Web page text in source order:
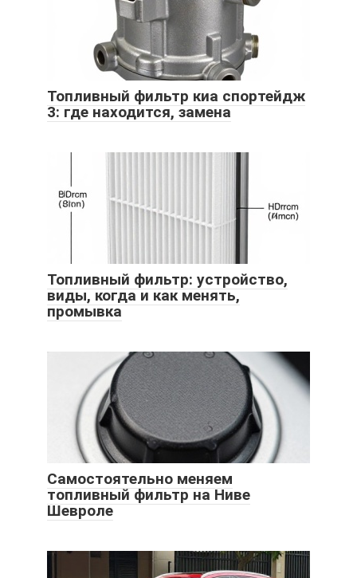
Топливный фильтр киа спортейдж
3: где находится, замена
Топливный фильтр: устройство,
виды, когда и как менять,
промывка
Самостоятельно меняем
топливный фильтр на Ниве
Шевроле